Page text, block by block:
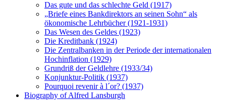
Das gute und das schlechte Geld (1917)
„Briefe eines Bankdirektors an seinen Sohn“ als
ökonomische Lehrbücher (1921-1931)
Das Wesen des Geldes (1923)
Die Kreditbank (1924)
Die Zentralbanken in der Periode der internationalen
Hochinflation (1929)
Grundriß der Geldlehre (1933/34)
Konjunktur-Politik (1937)
Pourquoi revenir à l´or? (1937)
Biography of Alfred Lansburgh